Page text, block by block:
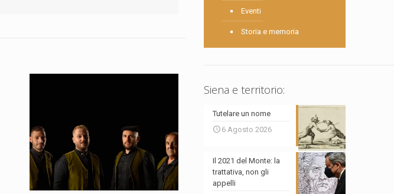
Eventi
Storia e memoria
Siena e territorio:
Tutelare un nome
6 Agosto 2026
Il 2021 del Monte: la
trattativa, non gli
appelli